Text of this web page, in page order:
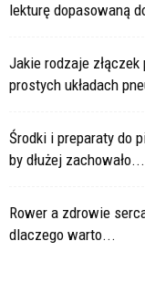
lekturę dopasowaną
Jakie rodzaje
prostych układach
Środki i preparaty do
by dłużej zachowało...
Rower a zdrowie
dlaczego warto...